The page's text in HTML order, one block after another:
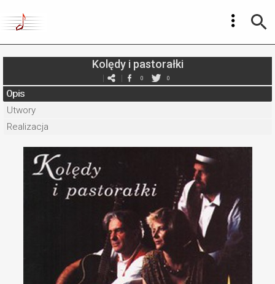
Kolędy i pastorałki
0 0
Opis
Utwory
Realizacja